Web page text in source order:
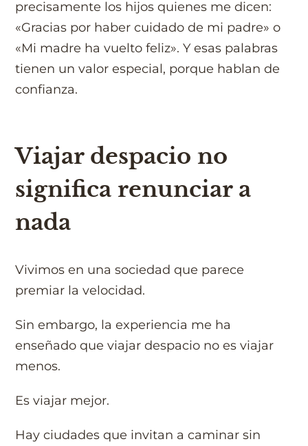
precisamente los hijos quienes me dicen:
«Gracias por haber cuidado de mi padre» o
«Mi madre ha vuelto feliz». Y esas palabras
tienen un valor especial, porque hablan de
confianza.
Viajar despacio no
significa renunciar a
nada
Vivimos en una sociedad que parece
premiar la velocidad.
Sin embargo, la experiencia me ha
enseñado que viajar despacio no es viajar
menos.
Es viajar mejor.
Hay ciudades que invitan a caminar sin